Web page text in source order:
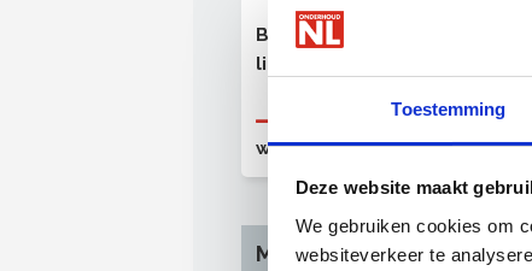
Toestemming
Deze website maakt
We gebruiken cookies om
websiteverkeer te
Bent u nog geen
lid?
OnderhoudNL (proef)lid
worden
Meest gestelde vragen